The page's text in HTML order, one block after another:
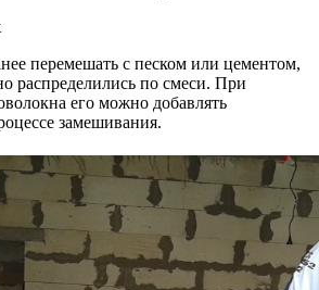
перемешать с песком или цементом,
распределились по смеси. При
его можно добавлять
замешивания.